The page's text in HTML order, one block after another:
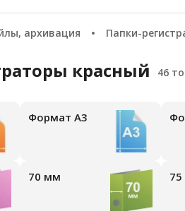
архивация Папки-
красный
Формат А3
70 мм